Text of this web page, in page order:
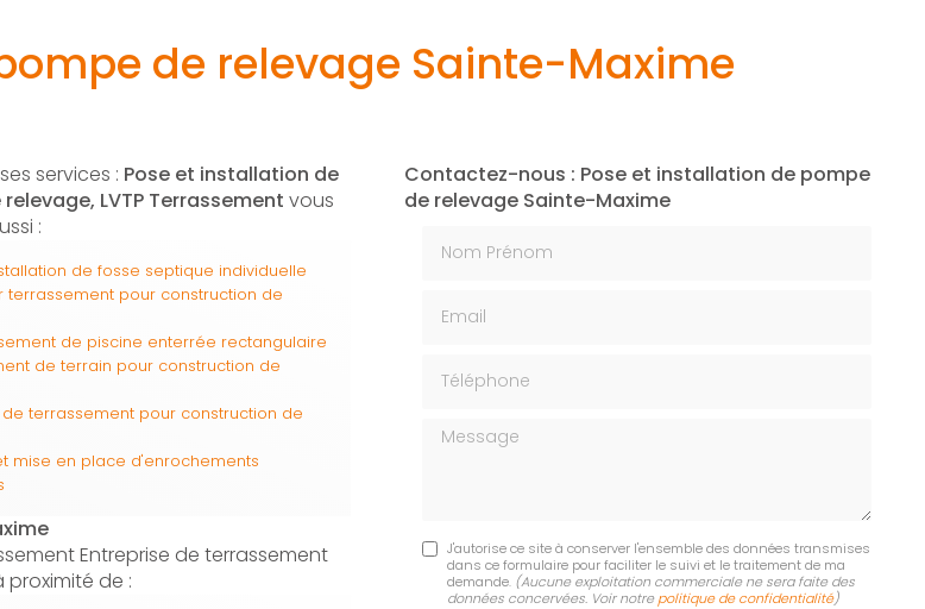
de relevage Sainte-Maxime
services : Pose et installation de
LVTP Terrassement vous
:
de fosse septique individuelle
terrassement pour construction de
de piscine enterrée rectangulaire
de terrain pour construction de
de terrassement pour construction de
mise en place d'enrochements
Entreprise de terrassement
proximité de :
Contactez-nous : Pose et installation de pompe
de relevage Sainte-Maxime
Message
J'autorise ce site à conserver l'ensemble des données transmises
dans ce formulaire pour faciliter le suivi et le traitement de ma
demande. (Aucune exploitation commerciale ne sera faite des
données concervées. Voir notre politique de confidentialité)